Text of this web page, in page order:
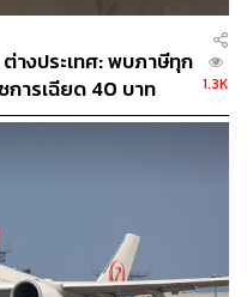
หากความขัดแย้งยืด
กล่าวว่า เศรษฐกิจโลก
อย่างไรก็ตาม แนวโน้ม
ต่อไปนานเท่าใด ต้นทุน
างประเทศ: พบภาษีทุก
การเฉียด 40 บาท
1.3K